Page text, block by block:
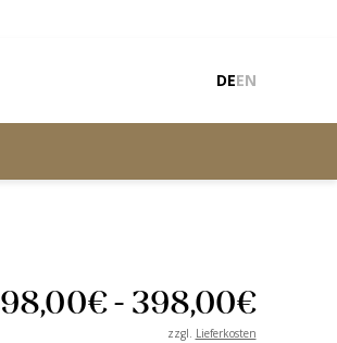
DEEN
98,00€- 398,00€
zzgl. Lieferkosten